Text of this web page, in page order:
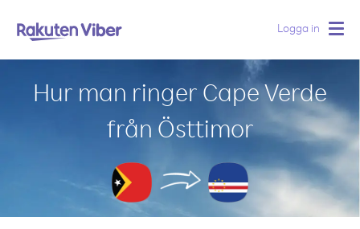
Logga in
Hur man ringer Cape Verde
från Östtimor